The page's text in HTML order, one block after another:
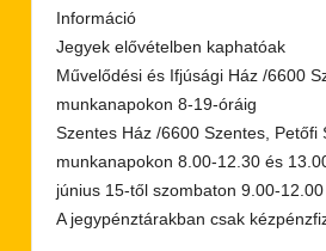
Információ
Jegyek elővételben kaphatóak
Művelődési és Ifjúsági Ház /6600
munkanapokon 8-19-óráig
Szentes Ház /6600 Szentes, Petőfi
munkanapokon 8.00-12.30 és
június 15-től szombaton 9.00-
A jegypénztárakban csak